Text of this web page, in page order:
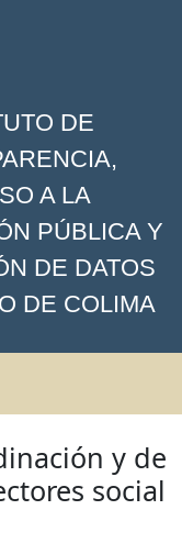
DE
A LA
PÚBLICA Y
DE DATOS
DE COLIMA
y de
social